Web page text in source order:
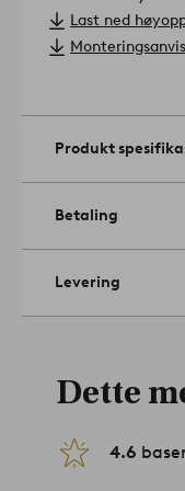
Sokkel/pære: 1 stk.
ikke inkludert.
Last ned
Produkt
Betaling
Levering
Dette
4.6